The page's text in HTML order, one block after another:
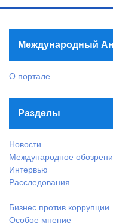
Международный
О портале
Разделы
Новости
Международное
Интервью
Расследования
Бизнес против коррупции
Особое мнение